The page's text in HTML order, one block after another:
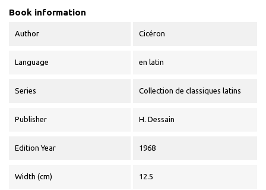
Book information
Author Cicéron
Language en latin
Series Collection de classiques latins
Publisher H. Dessain
Edition Year 1968
Width (cm) 12.5